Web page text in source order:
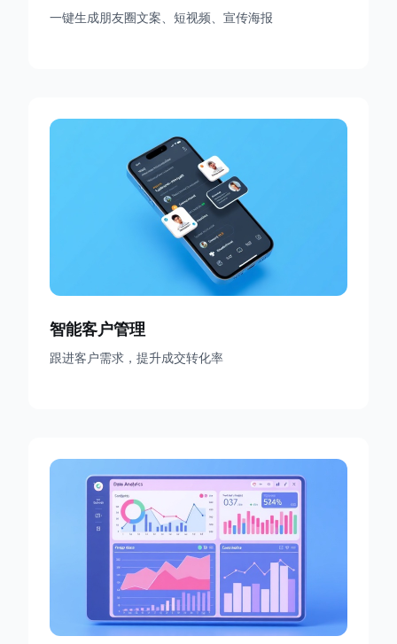
一键生成朋友圈文案、短视频、宣传海报
智能客户管理
跟进客户需求，提升成交转化率